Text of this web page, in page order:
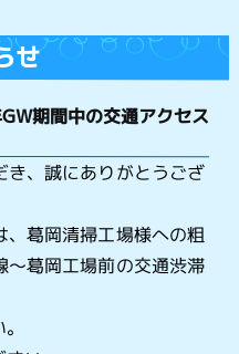
せ
期間中の交通アクセス
き、誠にありがとうござ
葛岡清掃工場様への粗
～葛岡工場前の交通渋滞